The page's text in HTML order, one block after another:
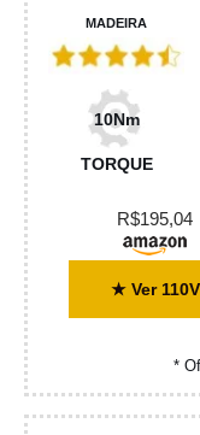
MADEIRA
10Nm
TORQUE
R$195,04
★ Ver 110V
*